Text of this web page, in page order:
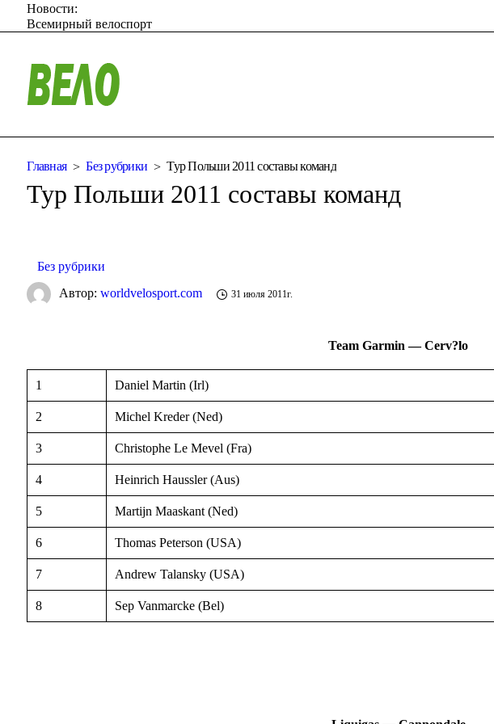
Новости:
Всемирный велоспорт
Главная Без рубрики Тур Польши 2011 составы команд
Тур Польши 2011 составы команд
Без рубрики
Автор:worldvelosport.com 31 июля 2011г.
Team Garmin — Cerv?lo
1 Daniel Martin (Irl)
2 Michel Kreder (Ned)
3 Christophe Le Mevel (Fra)
4 Heinrich Haussler (Aus)
5 Martijn Maaskant (Ned)
6 Thomas Peterson (USA)
7 Andrew Talansky (USA)
8 Sep Vanmarcke (Bel)